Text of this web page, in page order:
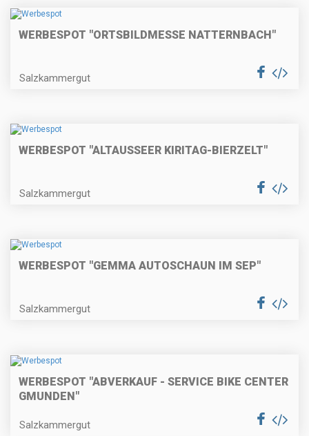
WERBESPOT "ORTSBILDMESSE NATTERNBACH"
Salzkammergut
WERBESPOT "ALTAUSSEER KIRITAG-BIERZELT"
Salzkammergut
WERBESPOT "GEMMA AUTOSCHAUN IM SEP"
Salzkammergut
WERBESPOT "ABVERKAUF - SERVICE BIKE CENTER
GMUNDEN"
Salzkammergut